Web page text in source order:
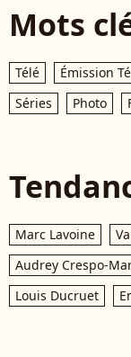
Mots
Télé Émission
Séries
Photo
Marc Lavoine
Audrey Crespo-
Louis Ducruet